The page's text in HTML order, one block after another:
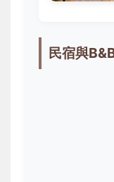
民宿與